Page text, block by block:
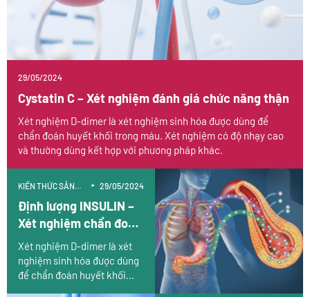
29/05/2024
Cystatin C – Xét nghiệm đánh giá chức năng thận
Xét nghiệm D-dimer là xét nghiệm sinh hóa được dùng để
chẩn đoán huyết khối trong máu. Xét nghiệm có độ nhạy cao
và thường dùng kết hợp với phương pháp khác.
KIẾN THỨC SẢN
29/05/2024
Định lượng INSULIN –
Xét nghiệm chẩn đoán
hạ đường huyết &
kháng insulin trong
đái tháo đường
Xét nghiệm D-dimer là xét
nghiệm sinh hóa được dùng
để chẩn đoán huyết khối